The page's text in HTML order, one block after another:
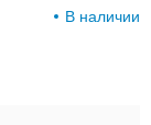
В наличии